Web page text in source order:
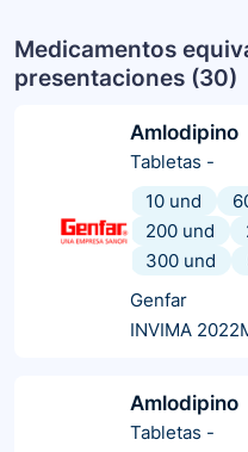
Medicamentos
presentaciones (30)
Amlodipino
Tabletas -
10 und
200 und
300 und
Genfar
INVIMA
Amlodipino
Tabletas -